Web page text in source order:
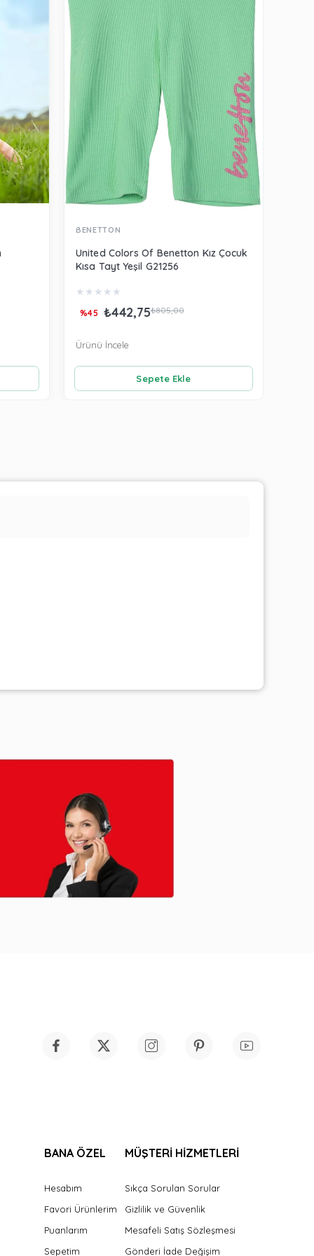
BENETTON
United Colors Of Benetton Kız Çocuk
Kısa Tayt Yeşil G21256
★ ★ ★ ★ ★
₺442,75₺805,00
%45
Sepete Ekle
Ürünü İncele
BANA ÖZEL
Hesabım
Favori Ürünlerim
Puanlarım
Sepetim
MÜŞTERİ HİZMETLERİ
Sıkça Sorulan Sorular
Gizlilik ve Güvenlik
Mesafeli Satış Sözleşmesi
Gönderi İade Değişim